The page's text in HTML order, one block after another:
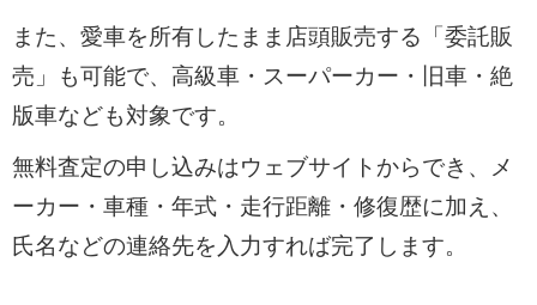
また、愛車を所有したまま店頭販売する「委託販
売」も可能で、高級車・スーパーカー・旧車・絶
版車なども対象です。
無料査定の申し込みはウェブサイトからでき、メ
ーカー・車種・年式・走行距離・修復歴に加え、
氏名などの連絡先を入力すれば完了します。